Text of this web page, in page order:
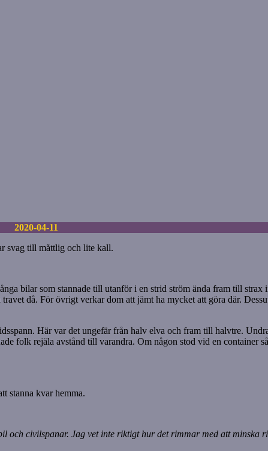
2020-04-11
svag till måttlig och lite kall.
bilar som stannade till utanför i en strid ström ända fram till strax
då. För övrigt verkar dom att jämt ha mycket att göra där.
Här var det ungefär från halv elva och fram till halvtre.
folk rejäla avstånd till varandra. Om någon stod vid en container
stanna kvar hemma.
och civilspanar. Jag vet inte riktigt hur det rimmar med att minska